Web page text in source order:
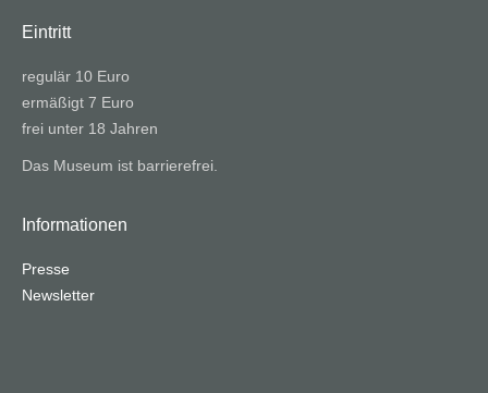
Eintritt
regulär 10 Euro
ermäßigt 7 Euro
frei unter 18 Jahren
Das Museum ist barrierefrei.
Informationen
Presse
Newsletter